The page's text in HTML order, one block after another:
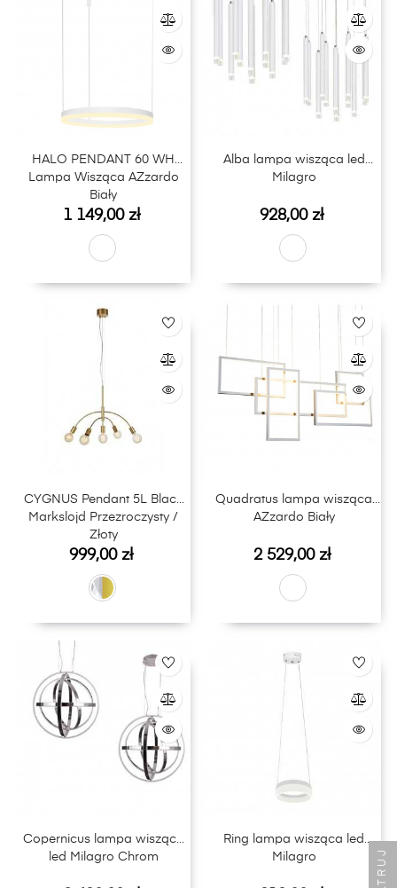
HALO PENDANT 60 WH
Lampa Wisząca AZzardo
Biały
Cena
1 149,00 zł
Alba lampa wisząca led
Milagro
Cena
928,00 zł
CYGNUS Pendant 5L Black
Markslojd Przezroczysty /
Złoty
Cena
999,00 zł
Quadratus lampa wisząca
AZzardo Biały
Cena
2 529,00 zł
Copernicus lampa wisząca
led Milagro Chrom
Ring lampa wisząca led
Milagro